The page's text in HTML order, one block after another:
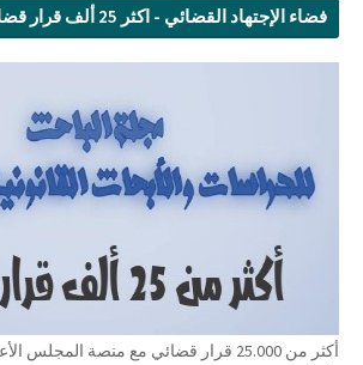
فضاء الإجتهاد القضائي - اكثر 25 ألف قرار قضائي
أكثر من 25.000 قرار قضائي مع منصة